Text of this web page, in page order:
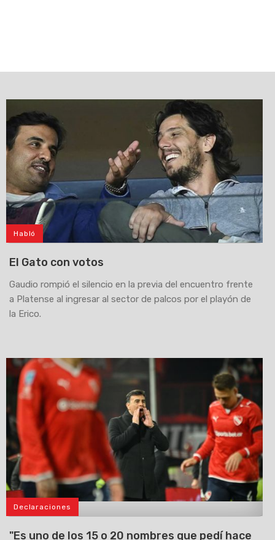
Habló
El Gato con votos
Gaudio rompió el silencio en la previa del encuentro frente
a Platense al ingresar al sector de palcos por el playón de
la Erico.
Declaraciones
"Es uno de los 15 o 20 nombres que pedí hace